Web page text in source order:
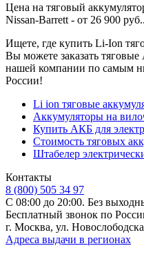
Цена на тяговый
Nissan-Barrett - от 26 900 руб..
Ищете, где купить Li-Ion
Вы можете заказать
нашей компании по самым
России!
Li ion тяговые
Аккумуляторы на
Купить АКБ для
Стоимость тяговых
Штабелер
Контакты
8 (800) 505 34 97
С 08:00 до 20:00. Без
Бесплатный звонок по
г. Москва, ул.
Адреса выдачи в регионах